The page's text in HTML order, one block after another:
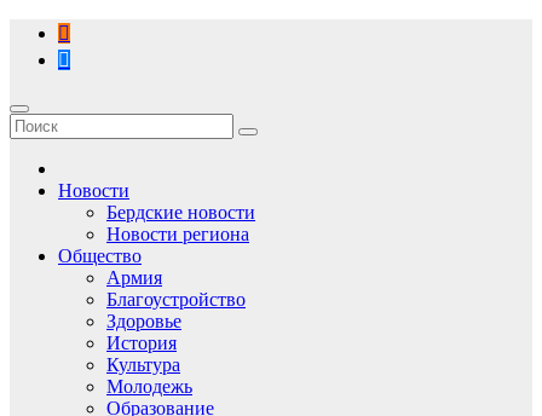
Перейти
содержимому
Новости
Бердские новости
Новости региона
Общество
Армия
Благоустройство
Здоровье
История
Культура
Молодежь
Образование